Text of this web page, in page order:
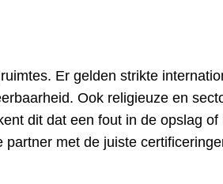
Er gelden strikte
Ook religieuze en
dit dat een fout in de opslag
met de juiste